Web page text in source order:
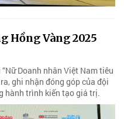
Hồng Vàng 2025
Doanh nhân Việt Nam tiêu
ghi nhận đóng góp của đội
hành trình kiến tạo giá trị.